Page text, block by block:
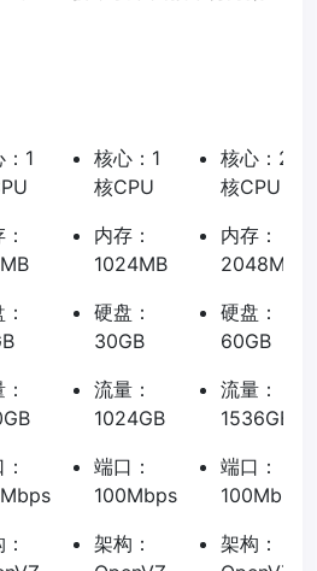
1
核心：1
核CPU
内存：
1024MB
硬盘：
30GB
流量：
1024GB
端口：
100Mbps
架构：
核心：2
核CPU
内存：
2048MB
硬盘：
60GB
流量：
1536GB
端口：
100Mbps
架构：